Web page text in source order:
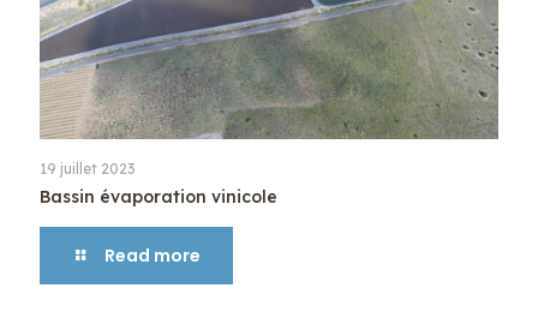
19 juillet 2023
Bassin évaporation vinicole
Read more